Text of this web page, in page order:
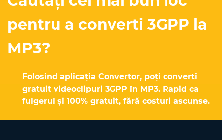
pentru a converti 3GPP la
MP3?
Folosind aplicația Convertor, poți converti
gratuit videoclipuri 3GPP în MP3. Rapid ca
fulgerul și 100% gratuit, fără costuri ascunse.